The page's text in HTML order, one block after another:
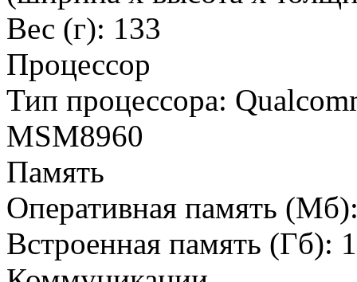
Вес (г): 133
Процессор
Тип процессора:
MSM8960
Память
Оперативная память
Встроенная память (Гб):